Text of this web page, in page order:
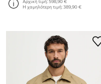
Αρχική τιμή:598,90 €
Η χαμηλότερη τιμή:389,90 €